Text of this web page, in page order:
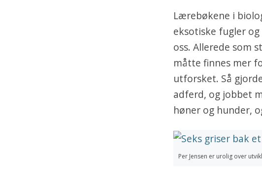
Lærebøkene i
eksotiske fugler
oss. Allerede som
måtte finnes mer
utforsket. Så
adferd, og jobbet
høner og hunder,
Per Jensen er urolig over